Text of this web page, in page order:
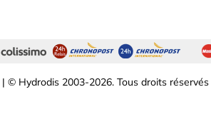
| © Hydrodis 2003-2026. Tous droits réservés